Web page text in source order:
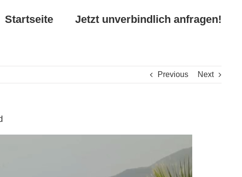
Startseite Jetzt unverbindlich anfragen!
Previous Next